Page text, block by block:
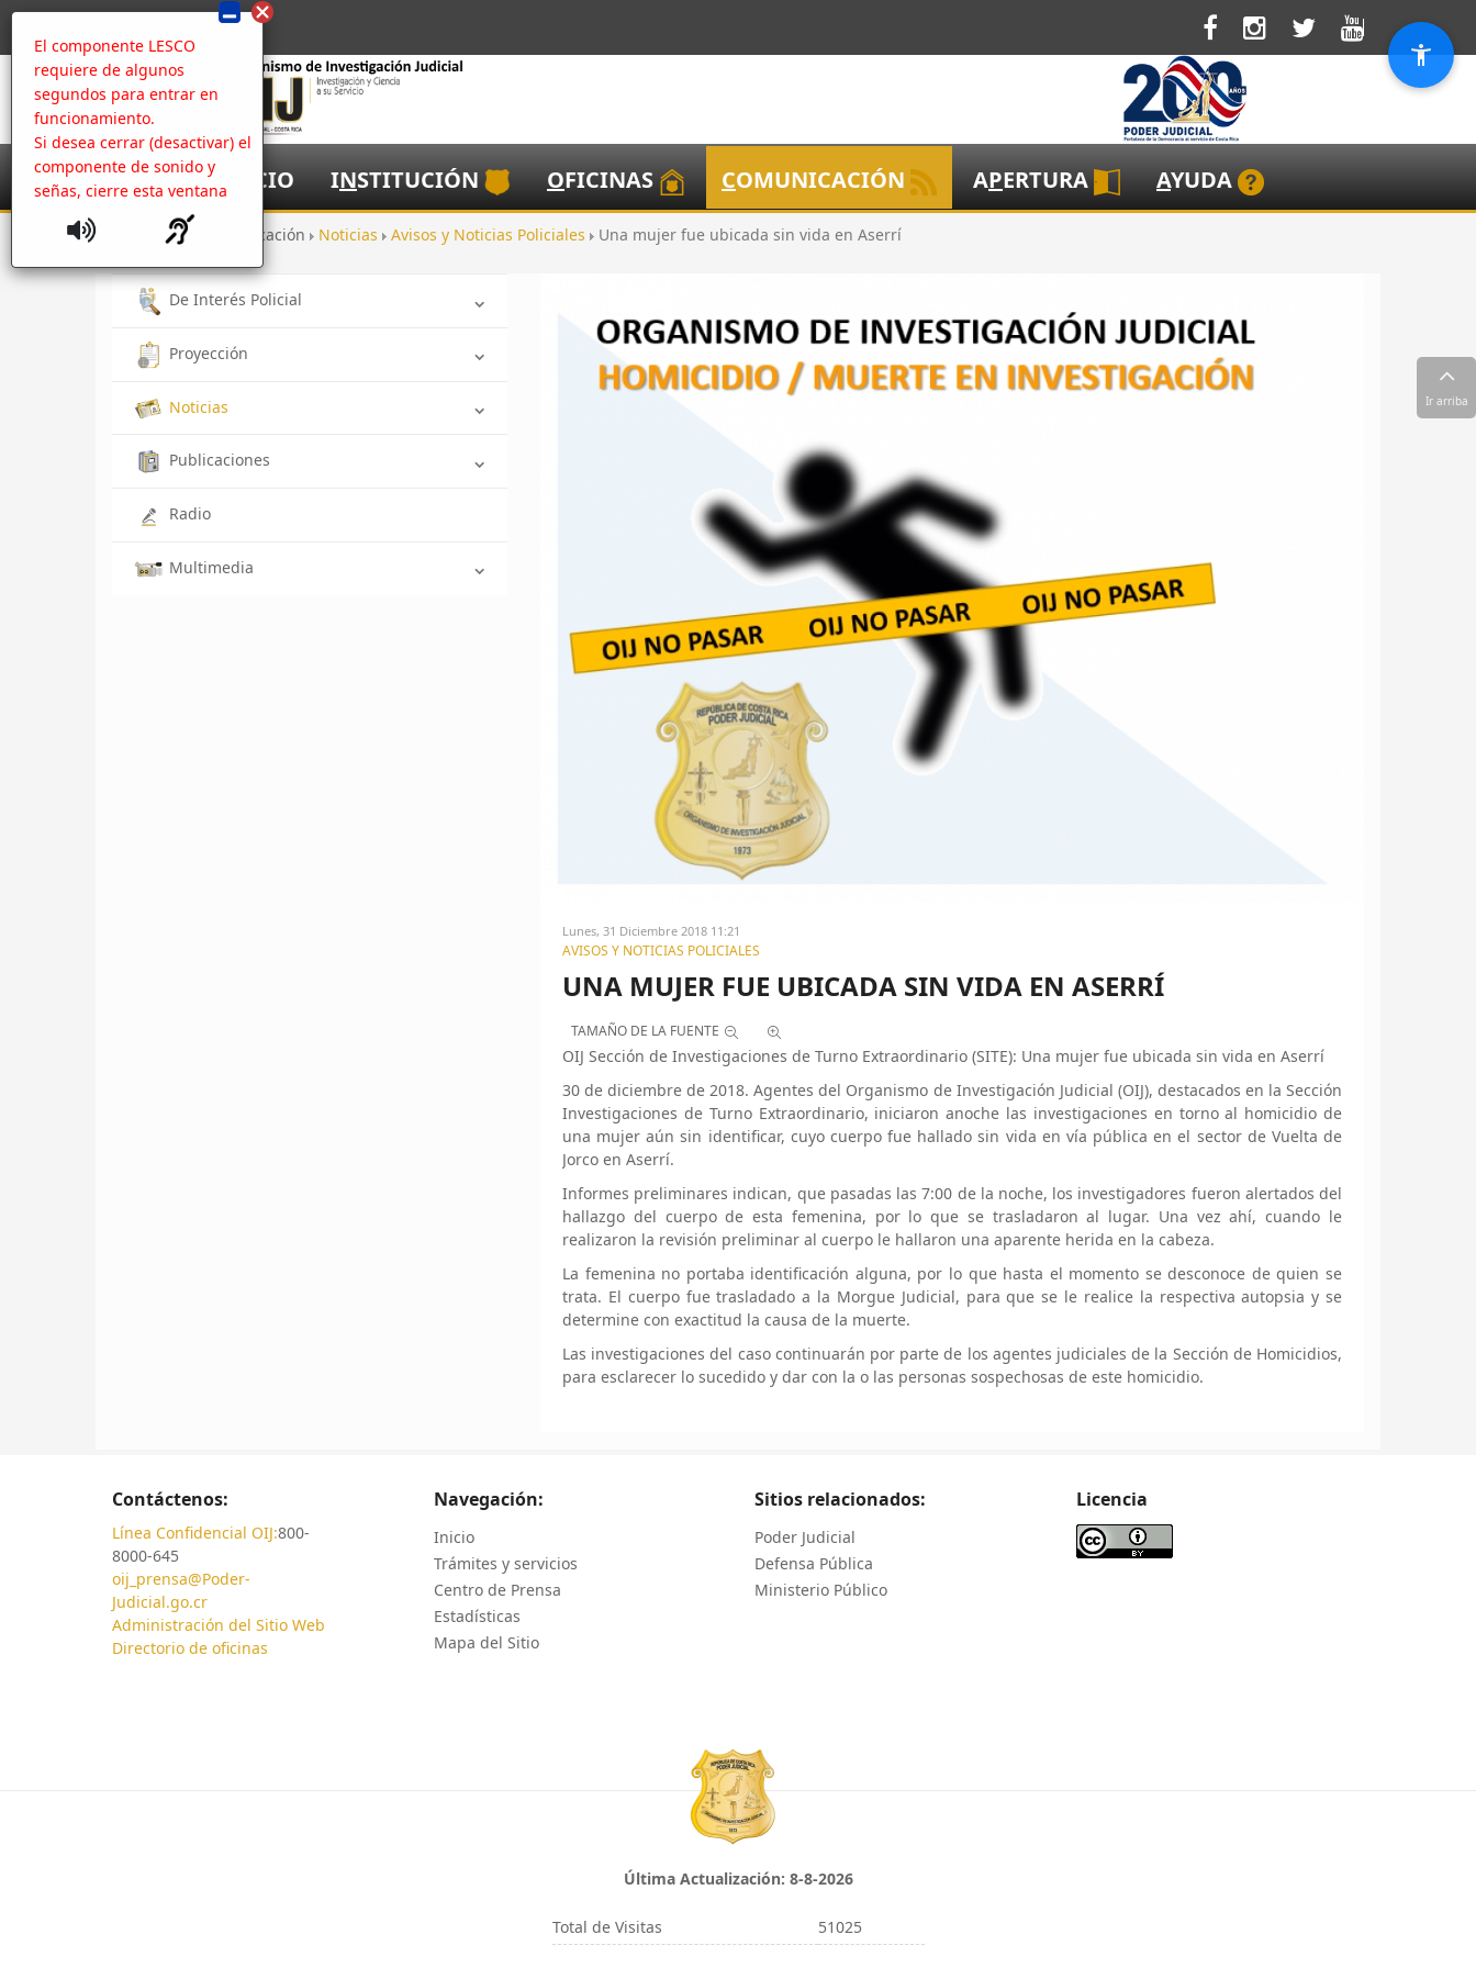
El componente LESCO
requiere de algunos
segundos para entrar en
funcionamiento.
Si desea cerrar (desactivar) el
componente de sonido y
señas, cierre esta ventana
NICIO INSTITUCIÓN OFICINAS COMUNICACIÓN APERTURA AYUDA
Inicio Comunicación Noticias Avisos y Noticias Policiales Una mujer fue ubicada sin vida en Aserrí
De Interés Policial
Proyección
Noticias
Publicaciones
Radio
Multimedia
Lunes, 31 Diciembre 2018 11:21
AVISOS Y NOTICIAS POLICIALES
UNA MUJER FUE UBICADA SIN VIDA EN ASERRÍ
TAMAÑO DE LA FUENTE
OIJ Sección de Investigaciones de Turno Extraordinario (SITE): Una mujer fue ubicada sin vida en Aserrí
30 de diciembre de 2018. Agentes del Organismo de Investigación Judicial (OIJ), destacados en la Sección
Investigaciones de Turno Extraordinario, iniciaron anoche las investigaciones en torno al homicidio de
una mujer aún sin identificar, cuyo cuerpo fue hallado sin vida en vía pública en el sector de Vuelta de
Jorco en Aserrí.
Informes preliminares indican, que pasadas las 7:00 de la noche, los investigadores fueron alertados del
hallazgo del cuerpo de esta femenina, por lo que se trasladaron al lugar. Una vez ahí, cuando le
realizaron la revisión preliminar al cuerpo le hallaron una aparente herida en la cabeza.
La femenina no portaba identificación alguna, por lo que hasta el momento se desconoce de quien se
trata. El cuerpo fue trasladado a la Morgue Judicial, para que se le realice la respectiva autopsia y se
determine con exactitud la causa de la muerte.
Las investigaciones del caso continuarán por parte de los agentes judiciales de la Sección de Homicidios,
para esclarecer lo sucedido y dar con la o las personas sospechosas de este homicidio.
Contáctenos:
Línea Confidencial OIJ:800-
8000-645
oij_prensa@Poder-
Judicial.go.cr
Administración del Sitio Web
Directorio de oficinas
Navegación:
Inicio
Trámites y servicios
Centro de Prensa
Estadísticas
Mapa del Sitio
Sitios relacionados:
Poder Judicial
Defensa Pública
Ministerio Público
Licencia
Última Actualización: 8-8-2026
Total de Visitas 51025
Ir arriba